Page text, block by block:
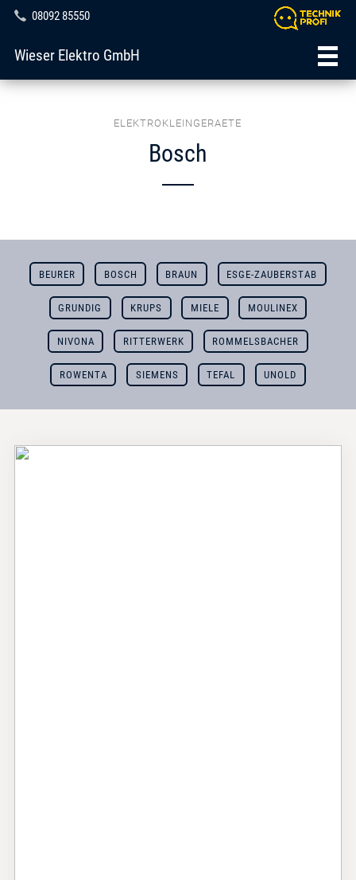
08092 85550
Wieser Elektro GmbH
ELEKTROKLEINGERAETE
Bosch
BEURER BOSCH BRAUN ESGE-ZAUBERSTAB
GRUNDIG KRUPS MIELE MOULINEX
NIVONA RITTERWERK ROMMELSBACHER
ROWENTA SIEMENS TEFAL UNOLD